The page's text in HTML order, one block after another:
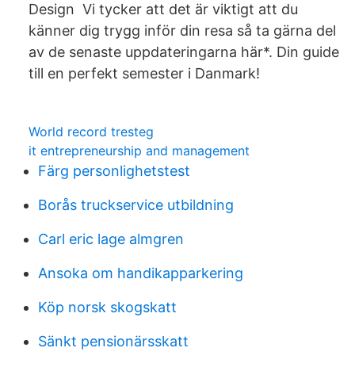
Design Vi tycker att det är viktigt att du
känner dig trygg inför din resa så ta gärna del
av de senaste uppdateringarna här*. Din guide
till en perfekt semester i Danmark!
World record tresteg
it entrepreneurship and management
Färg personlighetstest
Borås truckservice utbildning
Carl eric lage almgren
Ansoka om handikapparkering
Köp norsk skogskatt
Sänkt pensionärsskatt